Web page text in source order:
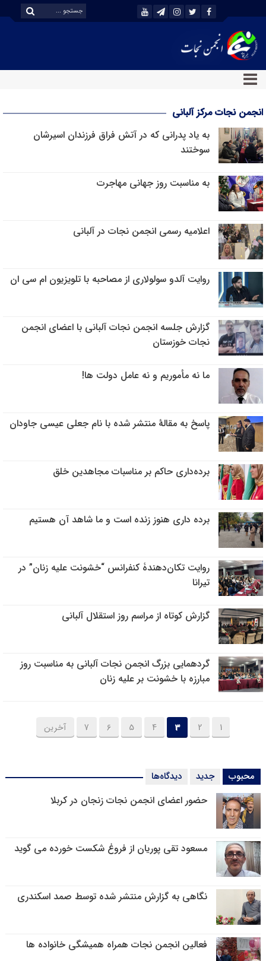
انجمن نجات مرکز آلبانی
به یاد پدرانی که در آتش فراق فرزندان اسیرشان
سوختند
به مناسبت روز جهانی مهاجرت
اعلامیه رسمی انجمن نجات در آلبانی
روایت آلدو سولولاری از مصاحبه با تلویزیون ام سی ان
گزارش جلسه انجمن نجات آلبانی با اعضای انجمن
نجات خوزستان
ما نه مأموریم و نه عامل دولت ها!
پاسخ به مقالهٔ منتشر شده با نام جعلی عیسی جاودان
برده‌داری حاکم بر مناسبات مجاهدین خلق
برده داری هنوز زنده است و ما شاهد آن هستیم
روایت تکان‌دهندۀ کنفرانس “خشونت علیه زنان” در
تیرانا
گزارش کوتاه از مراسم روز استقلال آلبانی
گردهمایی بزرگ انجمن نجات آلبانی به مناسبت روز
مبارزه با خشونت بر علیه زنان
1
2
3
4
5
6
7 آخرین
محبوب جدید دیدگاه‌ها
حضور اعضای انجمن نجات زنجان در کربلا
مسعود تقی پوریان از فروغ شکست خورده می گوید
نگاهی به گزارش منتشر شده توسط صمد اسکندری
فعالین انجمن نجات همراه همیشگی خانواده ها